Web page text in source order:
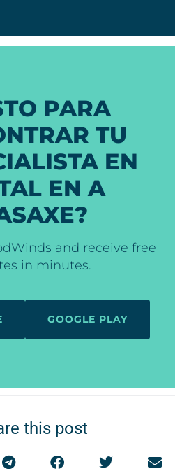
PARA
TU
EN
EN A
and receive free
in minutes.
GOOGLE PLAY
this post